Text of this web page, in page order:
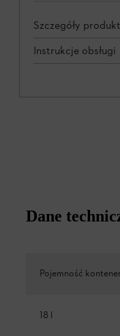
Szczegóły
Instrukcje obsługi
Dane
Pojemność
18 l